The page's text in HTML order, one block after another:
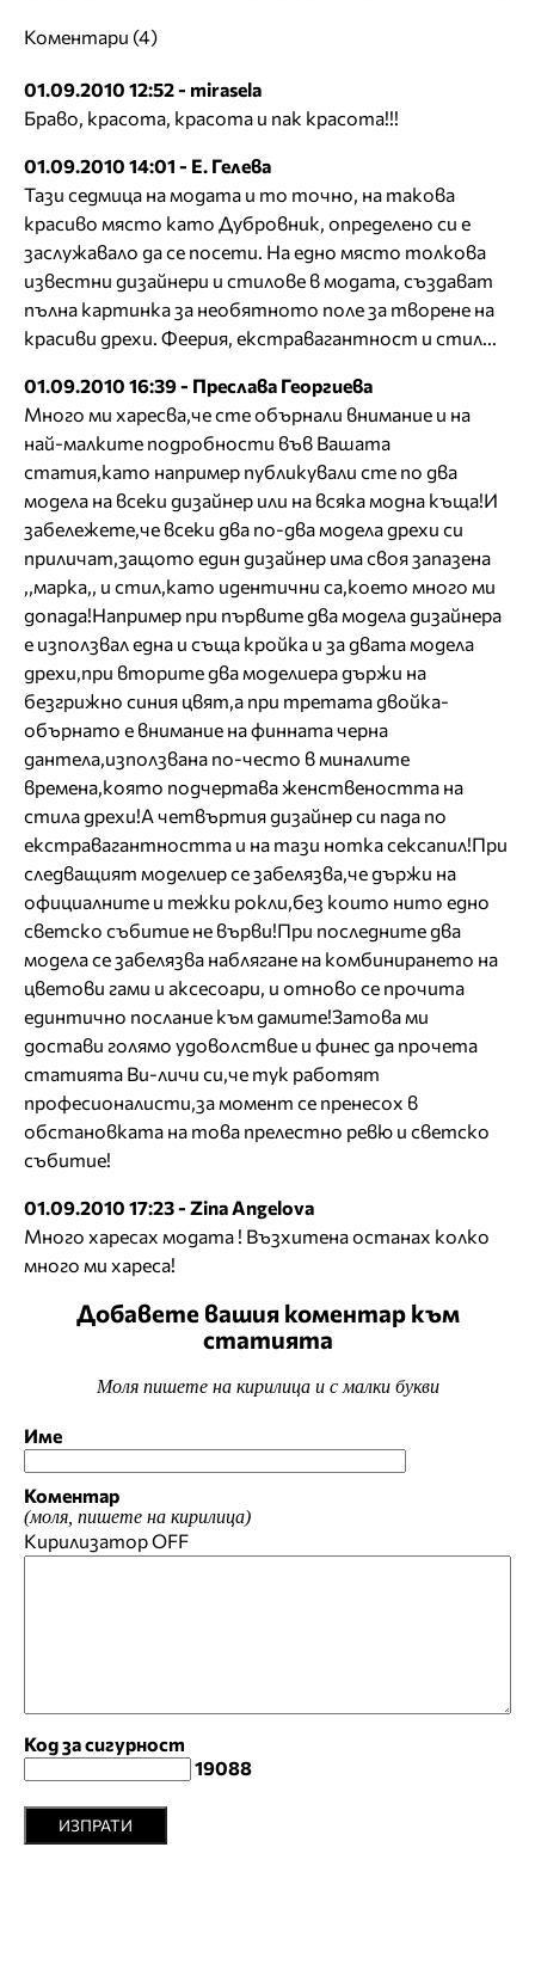
Коментари (4)
01.09.2010 12:52 - mirasela
Браво, красота, красота и пак красота!!!
01.09.2010 14:01 - Е. Гелева
Тази седмица на модата и то точно, на такова
красиво място като Дубровник, определено си е
заслужавало да се посети. На едно място толкова
известни дизайнери и стилове в модата, създават
пълна картинка за необятното поле за творене на
красиви дрехи. Феерия, екстравагантност и стил...
01.09.2010 16:39 - Преслава Георгиева
Много ми харесва,че сте обърнали внимание и на
най-малките подробности във Вашата
статия,като например публикували сте по два
модела на всеки дизайнер или на всяка модна къща!И
забележете,че всеки два по-два модела дрехи си
приличат,защото един дизайнер има своя запазена
,,марка,, и стил,като идентични са,което много ми
допада!Например при първите два модела дизайнера
е използвал една и съща кройка и за двата модела
дрехи,при вторите два моделиера държи на
безгрижно синия цвят,а при третата двойка-
обърнато е внимание на финната черна
дантела,използвана по-често в миналите
времена,която подчертава женствеността на
стила дрехи!А четвъртия дизайнер си пада по
екстравагантността и на тази нотка сексапил!При
следващият моделиер се забелязва,че държи на
официалните и тежки рокли,без които нито едно
светско събитие не върви!При последните два
модела се забелязва наблягане на комбинирането на
цветови гами и аксесоари, и отново се прочита
единтично послание към дамите!Затова ми
достави голямо удоволствие и финес да прочета
статията Ви-личи си,че тук работят
професионалисти,за момент се пренесох в
обстановката на това прелестно ревю и светско
събитие!
01.09.2010 17:23 - Zina Angelova
Много харесах модата ! Възхитена останах колко
много ми хареса!
Добавете вашия коментар към
статията
Моля пишете на кирилица и с малки букви
Име
Коментар
(моля, пишете на кирилица)
КирилизаторOFF
Код за сигурност
19088
ИЗПРАТИ